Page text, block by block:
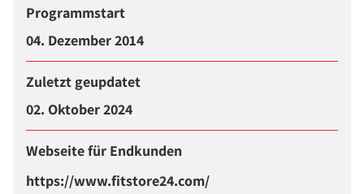
Programmstart
04. Dezember 2014
Zuletzt geupdatet
02. Oktober 2024
Webseite für Endkunden
https://www.fitstore24.com/